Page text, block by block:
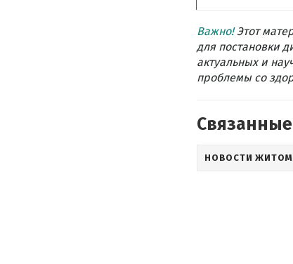
Важно!Этот
для постановки
актуальных и
проблемы со
НОВОСТИ